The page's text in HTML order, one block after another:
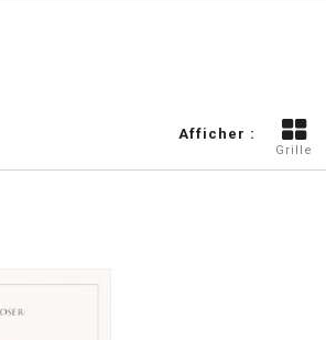
Afficher :
Grille